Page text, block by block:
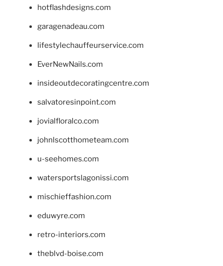
hotflashdesigns.com
garagenadeau.com
lifestylechauffeurservice.com
EverNewNails.com
insideoutdecoratingcentre.com
salvatoresinpoint.com
jovialfloralco.com
johnlscotthometeam.com
u-seehomes.com
watersportslagonissi.com
mischieffashion.com
eduwyre.com
retro-interiors.com
theblvd-boise.com